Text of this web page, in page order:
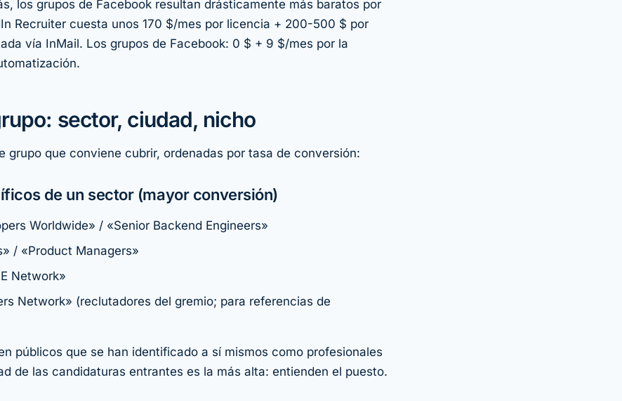
los grupos de Facebook resultan drásticamente más baratos por
Recruiter cuesta unos 170 $/mes por licencia + 200-500 $ por
vía InMail. Los grupos de Facebook: 0 $ + 9 $/mes por la
sector, ciudad, nicho
grupo que conviene cubrir, ordenadas por tasa de conversión:
de un sector (mayor conversión)
Worldwide» / «Senior Backend Engineers»
/ «Product Managers»
Network»
Network» (reclutadores del gremio; para referencias de
públicos que se han identificado a sí mismos como profesionales
de las candidaturas entrantes es la más alta: entienden el puesto.